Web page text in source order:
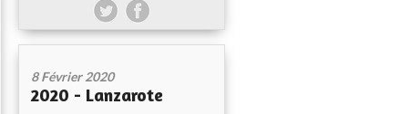
8 Février 2020
2020 - Lanzarote